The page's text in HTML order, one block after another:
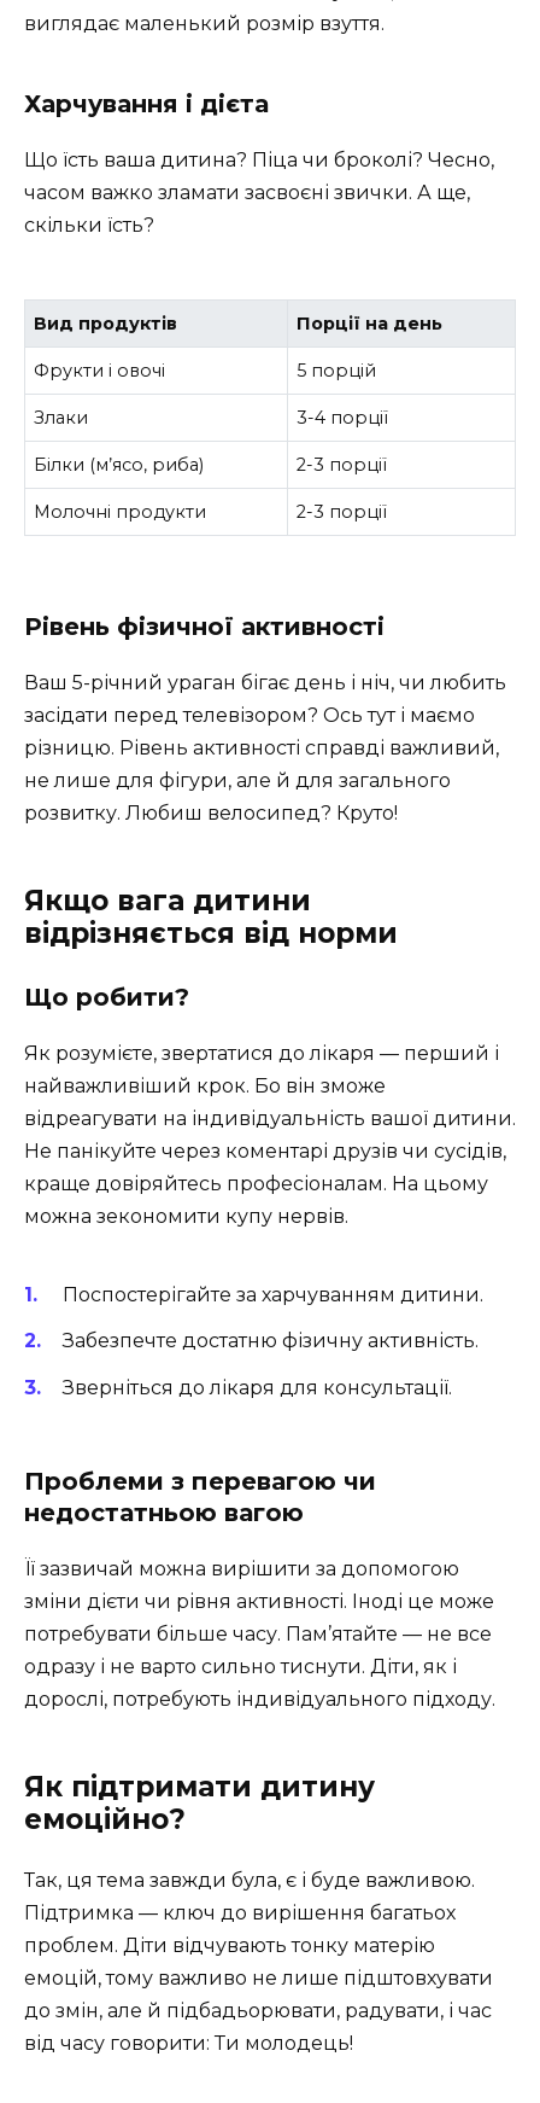
виглядає маленький розмір взуття.
Харчування і дієта
Що їсть ваша дитина? Піца чи броколі? Чесно,
часом важко зламати засвоєні звички. А ще,
скільки їсть?
Вид продуктів Порції на день
Фрукти і овочі 5 порцій
Злаки 3-4 порції
Білки (м’ясо, риба) 2-3 порції
Молочні продукти 2-3 порції
Рівень фізичної активності
Ваш 5-річний ураган бігає день і ніч, чи любить
засідати перед телевізором? Ось тут і маємо
різницю. Рівень активності справді важливий,
не лише для фігури, але й для загального
розвитку. Любиш велосипед? Круто!
Якщо вага дитини
відрізняється від норми
Що робити?
Як розумієте, звертатися до лікаря — перший і
найважливіший крок. Бо він зможе
відреагувати на індивідуальність вашої дитини.
Не панікуйте через коментарі друзів чи сусідів,
краще довіряйтесь професіоналам. На цьому
можна зекономити купу нервів.
Поспостерігайте за харчуванням дитини.
Забезпечте достатню фізичну активність.
Зверніться до лікаря для консультації.
Проблеми з перевагою чи
недостатньою вагою
Її зазвичай можна вирішити за допомогою
зміни дієти чи рівня активності. Іноді це може
потребувати більше часу. Пам’ятайте — не все
одразу і не варто сильно тиснути. Діти, як і
дорослі, потребують індивідуального підходу.
Як підтримати дитину
емоційно?
Так, ця тема завжди була, є і буде важливою.
Підтримка — ключ до вирішення багатьох
проблем. Діти відчувають тонку матерію
емоцій, тому важливо не лише підштовхувати
до змін, але й підбадьорювати, радувати, і час
від часу говорити: Ти молодець!